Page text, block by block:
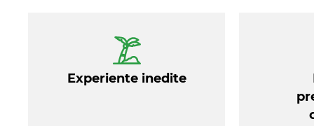
Experiente inedite